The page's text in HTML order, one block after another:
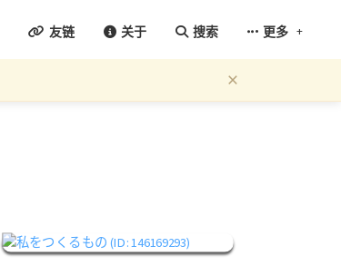
友链 关于 搜索 更多 +
×